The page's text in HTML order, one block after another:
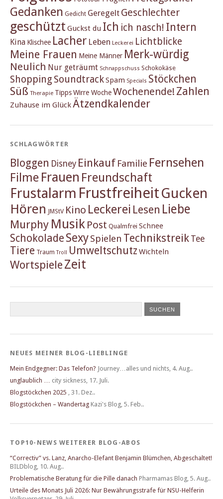
Gedanken Gedicht Geregelt Geschlechter
geschützt Guckst du Ich ich nasch! Intern
Kina Klischee Lacher Leben Leckerei Lichtblicke
Meine Frauen Meine Männer Merk-würdig
Neulich Nur geträumt Schnappschuss Schokokäse
Shopping SoundtrackSpam Specials Stöckchen
Süß Therapie TippsWirre WocheWochenende! Zahlen
Zuhause im Glück Ätzendkalender
SCHLAGWÖRTER
Bloggen Disney Einkauf Familie Fernsehen
Filme Frauen Freundschaft
Frustalarm FrustfreiheitGucken
Hören JMStV Kino Leckerei Lesen Liebe
Murphy Musik Post Qualmfrei Schnee
Schokolade SexySpielen Technikstreik Tee
Tiere Traum Troll Umweltschutz Wichteln
Wortspiele Zeit
NEUES MEINER BLOG-LIEBLINGE
Mein Endgegner: Das Telefon? Journey…alles und nichts 4. Aug..
unglaublich …
city sickness 17. Juli.
Blogstöckchen 2025
31. Dez..
Blogstöckchen – Wandertag Kazi's Blog 5. Feb..
TOP10-NEWS WEITERER BLOG-ABOS
“Correctiv” vs. Lanz, Anarcho-Elefant Benjamin Blümchen, Abgeschaltet!
BILDblog 10. Aug..
Problematische Beratung für die Pille danach Pharmamas Blog 5. Aug..
Urteile des Monats Juli 2026: Nur Bewährungsstrafe für NSU-Helferin